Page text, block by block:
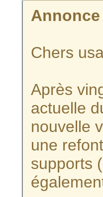
Annonce
Chers
Après
actuelle
nouvelle
une
supports